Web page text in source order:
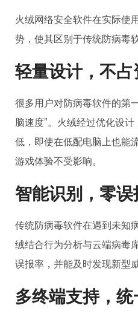
火绒网络安全软件在实际使
势，使其区别于传统防病毒软
轻量设计，不占
很多用户对防病毒软件的第
脑速度”。火绒经过优化设
低，即使在低配电脑上也能
游戏体验不受影响。
智能识别，零误
传统防病毒软件在遇到未知
绒结合行为分析与云端病毒
误报率，并能及时发现新型
多终端支持，统